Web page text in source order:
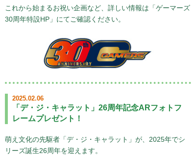
2020.12.28
でじこが『マンガドア』宣伝大使に就任！
「令和のデ・ジ・キャラットまつり」オンライン情報更新！
「令和のデ・ジ・キャラットまつり」オンライン情報更新！
「デ・ジ・キャラット」ライセンス料フリー企画始動！
2020.11.20
「令和のデ・ジ・キャラットまつり」開催決定！
2020.10.10
2020.09.25
TVアニメ「デ・ジ・キャラットにょ」SVOD配信決定！
これから始まるお祝い企画など、詳しい情報は「ゲーマーズ
30周年特設HP」にてご確認ください。
2025.02.06
「デ・ジ・キャラット」26周年記念ARフォトフ
レームプレゼント！
萌え文化の先駆者「デ・ジ・キャラット」が、2025年でシ
リーズ誕生26周年を迎えます。